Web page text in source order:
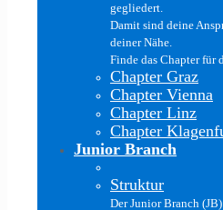
gegliedert.
Damit sind deine
deiner Nähe.
Finde das Chapter für
Chapter Graz
Chapter Vienna
Chapter Linz
Chapter
Junior Branch
Struktur
Der Junior Branch